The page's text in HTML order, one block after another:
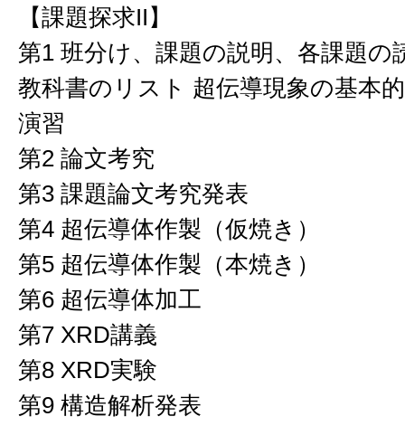
【課題探求II】
第1 班分け、課題の説明、各課題の
教科書のリスト 超伝導現象の基本
演習
第2 論文考究
第3 課題論文考究発表
第4 超伝導体作製（仮焼き）
第5 超伝導体作製（本焼き）
第6 超伝導体加工
第7 XRD講義
第8 XRD実験
第9 構造解析発表